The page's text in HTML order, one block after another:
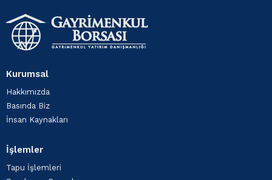
Kurumsal
Hakkımızda
Basında Biz
İnsan Kaynakları
İşlemler
Tapu İşlemleri